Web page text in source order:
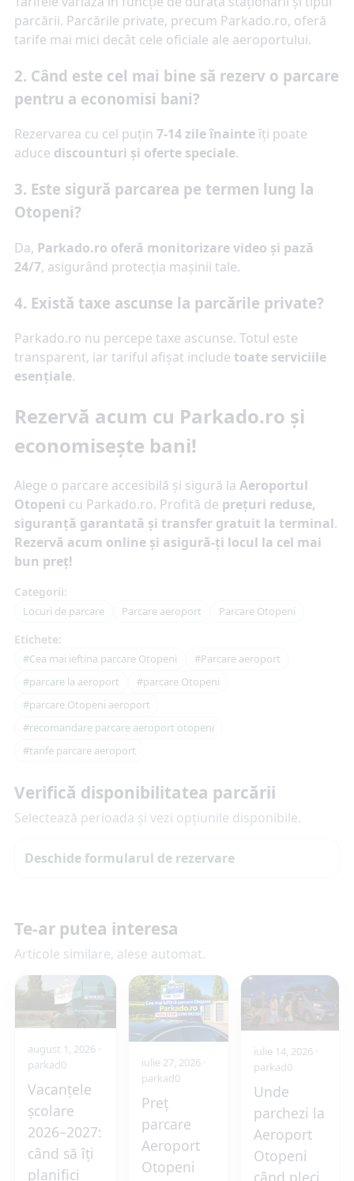
parcării. Parcările private, precum Parkado.ro, oferă
tarife mai mici decât cele oficiale ale aeroportului.
2. Când este cel mai bine să rezerv o parcare
pentru a economisi bani?
Rezervarea cu cel puțin 7-14 zile înainteîți poate
aduce discounturi și oferte speciale.
3. Este sigură parcarea pe termen lung la
Otopeni?
Da, Parkado.ro oferă monitorizare video și pază
24/7, asigurând protecția mașinii tale.
4. Există taxe ascunse la parcările private?
Parkado.ro nu percepe taxe ascunse. Totul este
transparent, iar tariful afișat include toate serviciile
esențiale.
Rezervă acum cu Parkado.ro și
economisește bani!
Alege o parcare accesibilă și sigură la Aeroportul
Otopeni cu Parkado.ro. Profită de prețuri reduse,
siguranță garantată și transfer gratuit la terminal.
Rezervă acum online și asigură-ți locul la cel mai
bun preț!
Categorii:
Locuri de parcare Parcare aeroport Parcare Otopeni
Etichete:
#Cea mai ieftina parcare Otopeni
#Parcare aeroport
#parcare la aeroport
#parcare Otopeni
#parcare Otopeni aeroport
#recomandare parcare aeroport otopeni
#tarife parcare aeroport
Verifică disponibilitatea parcării
Selectează perioada și vezi opțiunile disponibile.
Deschide formularul de rezervare
Te-ar putea interesa
Articole similare, alese automat.
august 1, 2026 ·
parkad0
Vacanțele
școlare
2026–2027:
când să îți
planifici
iulie 27, 2026 ·
parkad0
Preț
parcare
Aeroport
Otopeni
iulie 14, 2026 ·
parkad0
Unde
parchezi la
Aeroport
Otopeni
când pleci